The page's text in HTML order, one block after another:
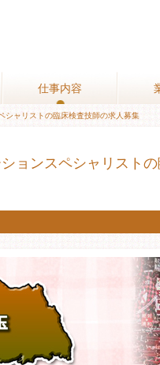
仕事内容
仕事内容
シャリストの臨床検査技師の求人募集
ョンスペシャリスト